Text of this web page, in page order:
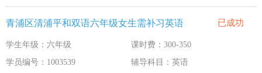
青浦区清浦平和双语六年级女生需补习英语 已成功
学生年级：六年级
课时费：300-350
学员编号：1003539
辅导科目：英语